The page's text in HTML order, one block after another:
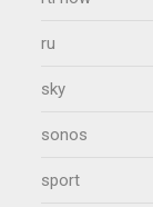
ru
sky
sonos
sport